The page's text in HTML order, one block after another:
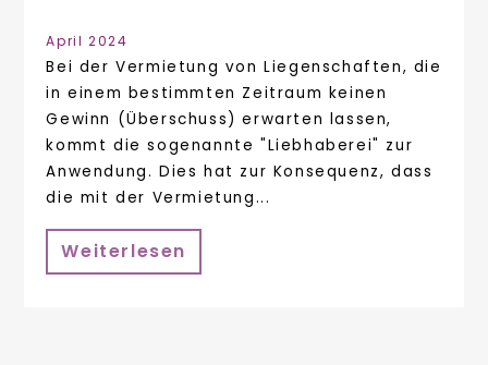
April 2024
Bei der Vermietung von Liegenschaften, die
in einem bestimmten Zeitraum keinen
Gewinn (Überschuss) erwarten lassen,
kommt die sogenannte "Liebhaberei" zur
Anwendung. Dies hat zur Konsequenz, dass
die mit der Vermietung...
Weiterlesen